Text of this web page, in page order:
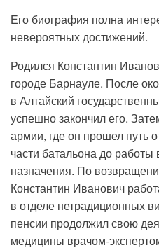
Его биография полна
невероятных достижений.
Родился Константин
городе Барнауле. После
в Алтайский
успешно закончил его.
армии, где он прошел путь
части батальона до работы
назначения. По
Константин Иванович
в отделе нетрадиционных
пенсии продолжил свою
медицины врачом-